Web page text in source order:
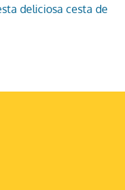
deliciosa cesta de